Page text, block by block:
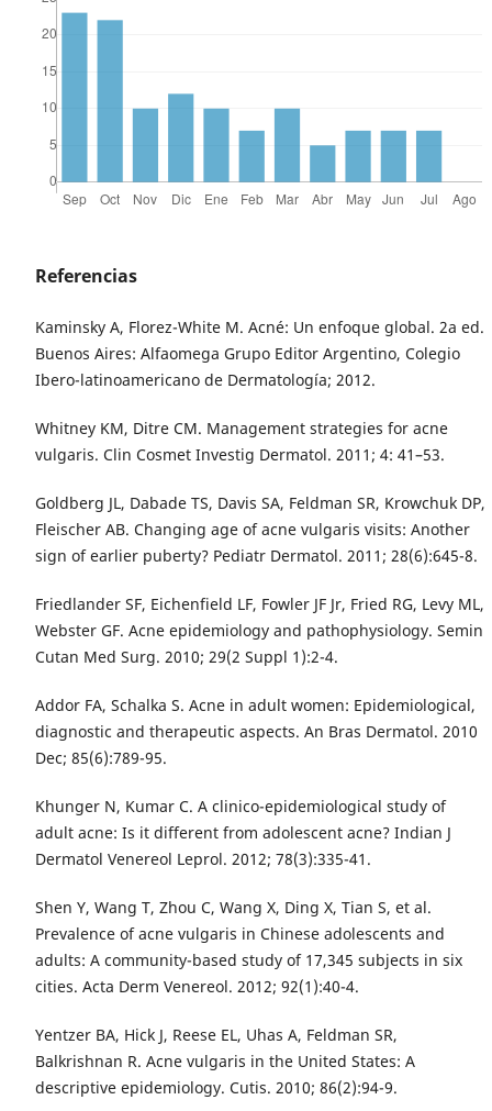
Referencias
Kaminsky A, Florez-White M. Acné: Un enfoque global. 2a ed.
Buenos Aires: Alfaomega Grupo Editor Argentino, Colegio
Ibero-latinoamericano de Dermatología; 2012.
Whitney KM, Ditre CM. Management strategies for acne
vulgaris. Clin Cosmet Investig Dermatol. 2011; 4: 41–53.
Goldberg JL, Dabade TS, Davis SA, Feldman SR, Krowchuk DP,
Fleischer AB. Changing age of acne vulgaris visits: Another
sign of earlier puberty? Pediatr Dermatol. 2011; 28(6):645-8.
Friedlander SF, Eichenfield LF, Fowler JF Jr, Fried RG, Levy ML,
Webster GF. Acne epidemiology and pathophysiology. Semin
Cutan Med Surg. 2010; 29(2 Suppl 1):2-4.
Addor FA, Schalka S. Acne in adult women: Epidemiological,
diagnostic and therapeutic aspects. An Bras Dermatol. 2010
Dec; 85(6):789-95.
Khunger N, Kumar C. A clinico-epidemiological study of
adult acne: Is it different from adolescent acne? Indian J
Dermatol Venereol Leprol. 2012; 78(3):335-41.
Shen Y, Wang T, Zhou C, Wang X, Ding X, Tian S, et al.
Prevalence of acne vulgaris in Chinese adolescents and
adults: A community-based study of 17,345 subjects in six
cities. Acta Derm Venereol. 2012; 92(1):40-4.
Yentzer BA, Hick J, Reese EL, Uhas A, Feldman SR,
Balkrishnan R. Acne vulgaris in the United States: A
descriptive epidemiology. Cutis. 2010; 86(2):94-9.